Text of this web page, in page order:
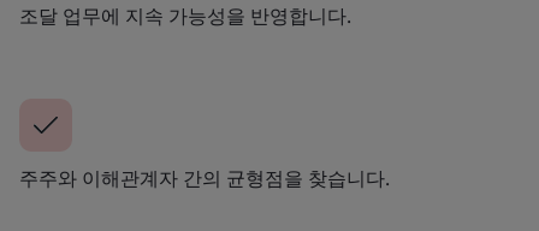
조달 업무에 지속 가능성을 반영합니다.
주주와 이해관계자 간의 균형점을 찾습니다.